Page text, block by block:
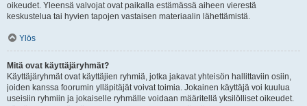
oikeudet. Yleensä valvojat ovat paikalla estämässä aiheen vierestä
keskustelua tai hyvien tapojen vastaisen materiaalin lähettämistä.
Ylös
Mitä ovat käyttäjäryhmät?
Käyttäjäryhmät ovat käyttäjien ryhmiä, jotka jakavat yhteisön hallittaviin osiin,
joiden kanssa foorumin ylläpitäjät voivat toimia. Jokainen käyttäjä voi kuulua
useisiin ryhmiin ja jokaiselle ryhmälle voidaan määritellä yksilölliset oikeudet.